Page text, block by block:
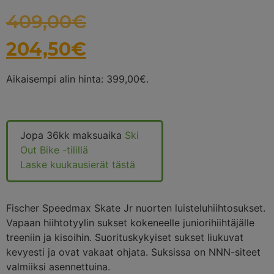
409,00€
204,50€
Aikaisempi alin hinta: 399,00€.
Jopa 36kk maksuaika Ski
Out Bike -tilillä
Laske kuukausierät tästä
Fischer Speedmax Skate Jr nuorten luisteluhiihtosukset.
Vapaan hiihtotyylin sukset kokeneelle juniorihiihtäjälle
treeniin ja kisoihin. Suorituskykyiset sukset liukuvat
kevyesti ja ovat vakaat ohjata. Suksissa on NNN-siteet
valmiiksi asennettuina.